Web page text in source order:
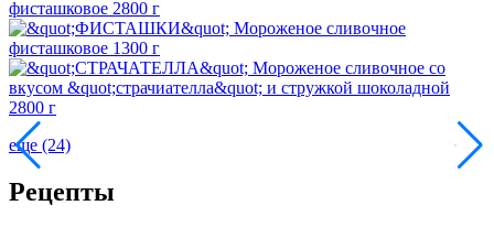
еще (24)
Рецепты